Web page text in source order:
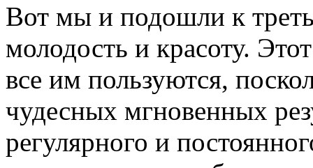
Вот мы и подошли к
молодость и красоту.
все им пользуются,
чудесных мгновенных
регулярного и